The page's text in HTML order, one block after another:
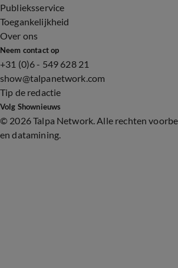
Publieksservice
Toegankelijkheid
Over ons
Neem contact op
+31 (0)6 - 549 628 21
show@talpanetwork.com
Tip de redactie
Volg Shownieuws
© 2026 Talpa Network. Alle rechten
en datamining.